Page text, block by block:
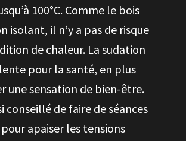
100°C. Comme le bois
isolant, il n’y a pas de risque
de chaleur. La sudation
pour la santé, en plus
une sensation de bien-être.
conseillé de faire de séances
apaiser les tensions